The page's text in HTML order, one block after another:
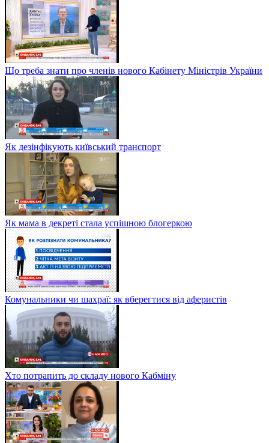
Що треба знати про членів нового Кабінету Міністрів України
Як дезінфікують київський транспорт
Як мама в декреті стала успішною блогеркою
Комунальники чи шахраї: як вберегтися від аферистів
Хто потрапить до складу нового Кабміну